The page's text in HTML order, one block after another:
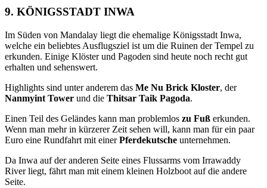
9. KÖNIGSSTADT INWA
Im Süden von Mandalay liegt die ehemalige Königsstadt Inwa,
welche ein beliebtes Ausflugsziel ist um die Ruinen der Tempel zu
erkunden. Einige Klöster und Pagoden sind heute noch recht gut
erhalten und sehenswert.
Highlights sind unter anderem das Me Nu Brick Kloster, der
Nanmyint Tower und die Thitsar Taik Pagoda.
Einen Teil des Geländes kann man problemlos zu Fuß erkunden.
Wenn man mehr in kürzerer Zeit sehen will, kann man für ein paar
Euro eine Rundfahrt mit einerPferdekutsche unternehmen.
Da Inwa auf der anderen Seite eines Flussarms vom Irrawaddy
River liegt, fährt man mit einem kleinen Holzboot auf die andere
Seite.